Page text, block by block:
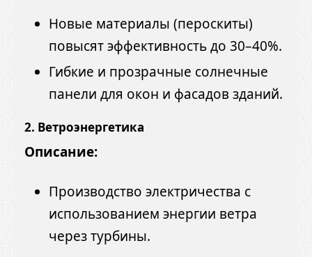
Новые материалы (пероскиты)
повысят эффективность до 30–40%.
Гибкие и прозрачные солнечные
панели для окон и фасадов зданий.
2. Ветроэнергетика
Описание:
Производство электричества с
использованием энергии ветра
через турбины.